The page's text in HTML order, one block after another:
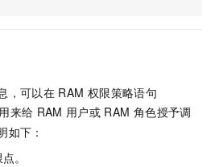
，可以在 RAM 权限策略语句
来给 RAM 用户或 RAM 角色授予调
如下：
。